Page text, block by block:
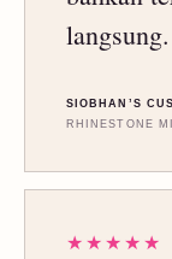
SIOBHAN’S
RHINESTONE
★★★★★